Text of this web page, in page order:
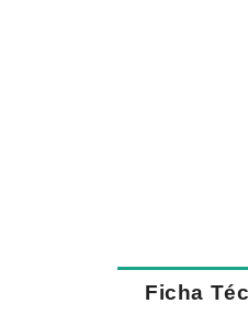
Ficha